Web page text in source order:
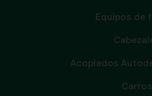
Equipos de
Acoplados
Carros